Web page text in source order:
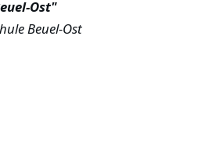
Ost"
Beuel-Ost